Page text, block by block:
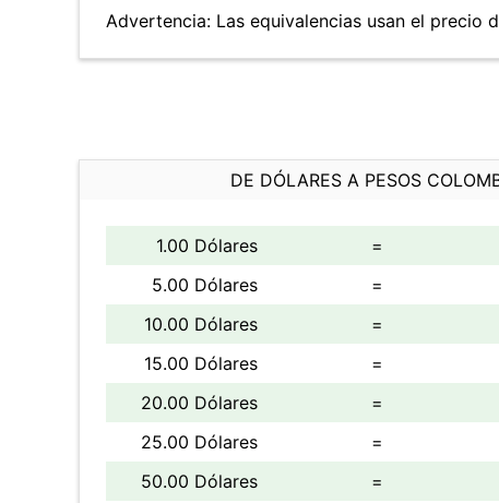
Advertencia: Las equivalencias usan el precio
DE DÓLARES A PESOS
1.00 Dólares =
5.00 Dólares
=
10.00 Dólares
=
15.00 Dólares
=
20.00 Dólares
=
25.00 Dólares
=
50.00 Dólares
=